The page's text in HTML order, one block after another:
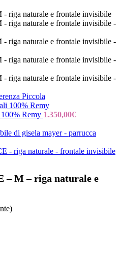
Piccola
Remy 1.350,00€
riga naturale - frontale invisibile
– M – riga naturale e